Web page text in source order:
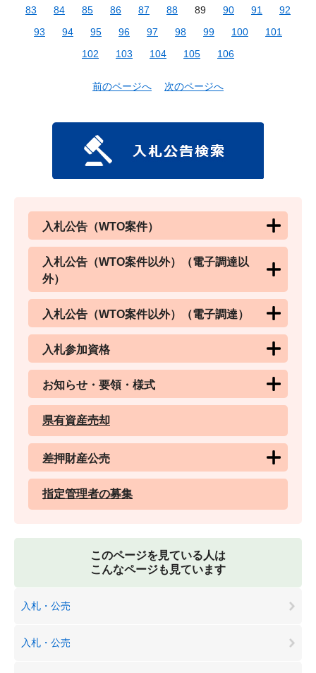
83
84 85 86 87 88 89 90 91
92
93
94 95 96 97 98 99 100
101
102
103 104 105 106
前のページへ 次のページへ
入札公告（WTO案件）
入札公告（WTO案件以外）（電子調達以
外）
入札公告（WTO案件以外）（電子調達）
入札参加資格
お知らせ・要領・様式
県有資産売却
差押財産公売
指定管理者の募集
このページを見ている人は
こんなページも見ています
入札・公売
入札・公売